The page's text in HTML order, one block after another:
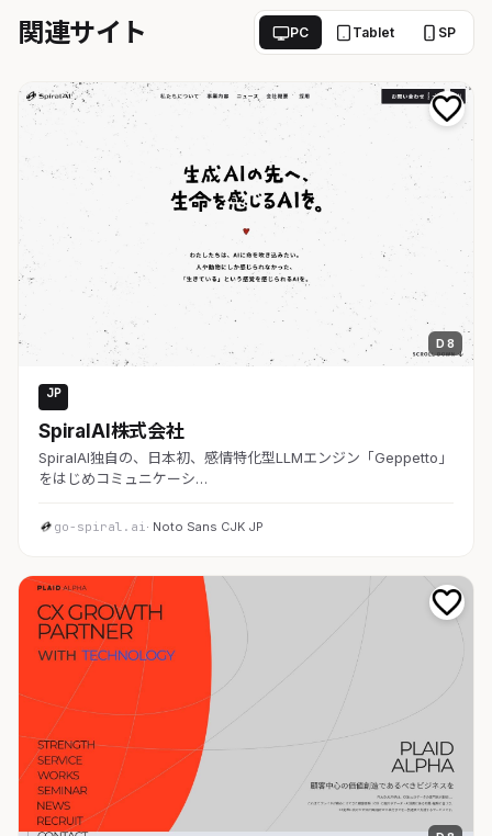
関連サイト PC Tablet SP
D 8
JP
SpiralAI株式会社
SpiralAI独自の、日本初、感情特化型LLMエンジン「Geppetto」
をはじめコミュニケーシ…
go-spiral.ai· Noto Sans CJK JP